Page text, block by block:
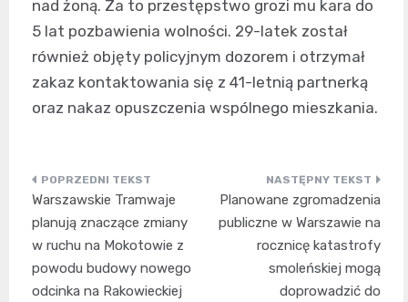
nad żoną. Za to przestępstwo grozi mu kara do
5 lat pozbawienia wolności. 29-latek został
również objęty policyjnym dozorem i otrzymał
zakaz kontaktowania się z 41-letnią partnerką
oraz nakaz opuszczenia wspólnego mieszkania.
Nawigacja
wpisu
Warszawskie Tramwaje
planują znaczące zmiany
w ruchu na Mokotowie z
powodu budowy nowego
odcinka na Rakowieckiej
Planowane zgromadzenia
publiczne w Warszawie na
rocznicę katastrofy
smoleńskiej mogą
doprowadzić do